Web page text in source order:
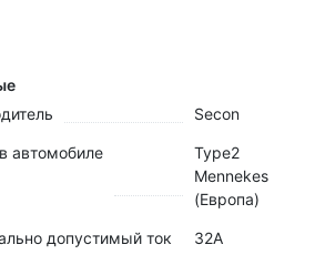
Secon
автомобиле
Type2
Mennekes
(Европа)
допустимый ток 32А